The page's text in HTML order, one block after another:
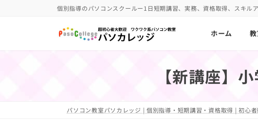
個別指導のパソコンスクールー1日短期講習、実務、資格取得、スキル
ホーム
【新講座】
パソコン教室パソカレッジ | 個別指導・短期講習・資格取得 | 初心者